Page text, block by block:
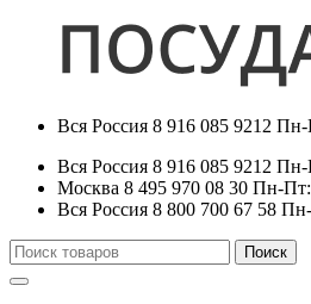
Вся Россия 8 916 085 9212 Пн-
Вся Россия 8 916 085 9212 Пн-
Москва 8 495 970 08 30 Пн-Пт:
Вся Россия 8 800 700 67 58
Искать:
Поиск